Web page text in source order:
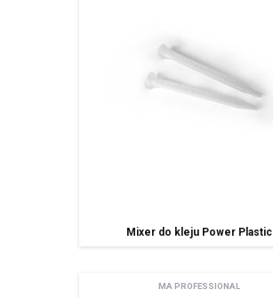
Mixer do kleju Power Plastic
MA PROFESSIONAL